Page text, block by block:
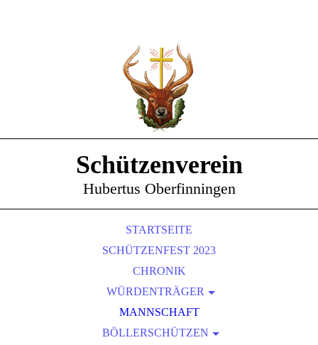
Schützenverein
Hubertus Oberfinningen
STARTSEITE
SCHÜTZENFEST 2023
CHRONIK
WÜRDENTRÄGER
SCHÜTZENKÖNIGE
VEREINSMEISTER
MANNSCHAFT
BÖLLERSCHÜTZEN